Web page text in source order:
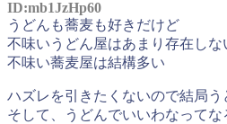
ID:mb1JzHp60
うどんも蕎麦も好きだけど
不味いうどん屋はあまり存在しな
不味い蕎麦屋は結構多い
ハズレを引きたくないので結局う
そして、うどんでいいわなってな